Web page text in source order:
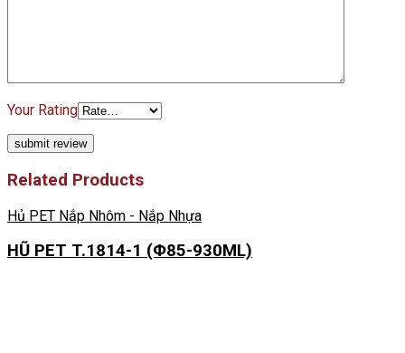
Your Rating
Related Products
Hủ PET Nắp Nhôm - Nắp Nhựa
HŨ PET T.1814-1 (Φ85-930ML)